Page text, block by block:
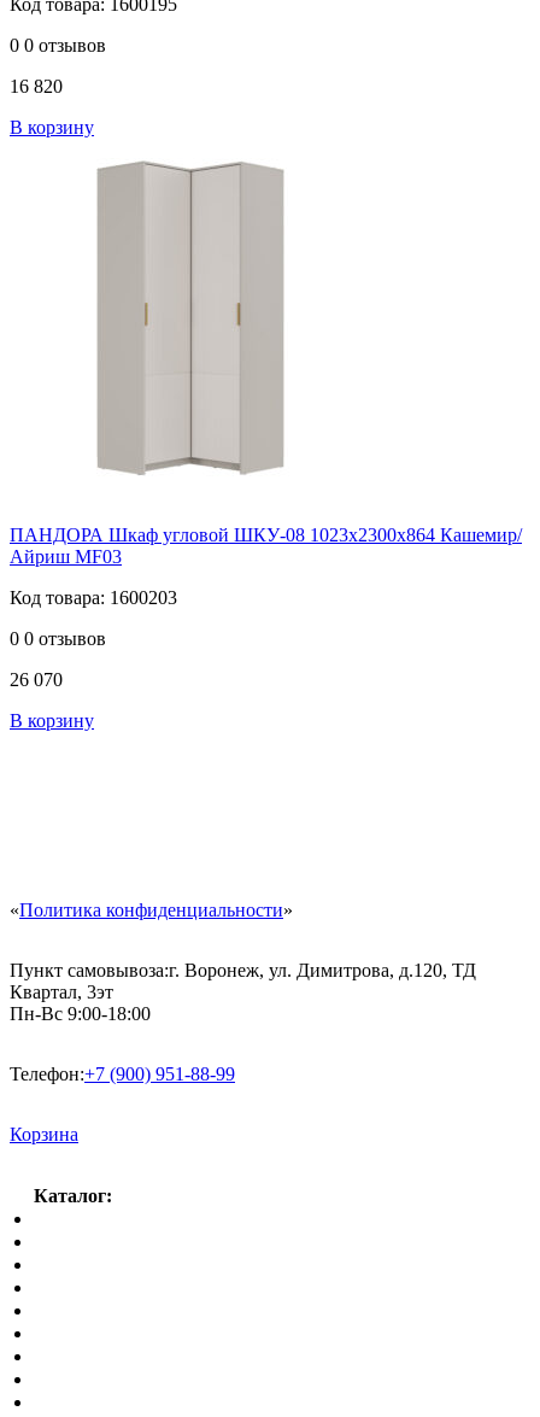
Код товара: 1600195
0 0 отзывов
16 820
В корзину
ПАНДОРА Шкаф угловой ШКУ-08 1023х2300х864 Кашемир/
Айриш MF03
Код товара: 1600203
0 0 отзывов
26 070
В корзину
«Политика конфиденциальности»
Пункт самовывоза:г. Воронеж, ул. Димитрова, д.120, ТД
Квартал, 3эт
Пн-Вс 9:00-18:00
Телефон:+7 (900) 951-88-99
Корзина
Каталог: